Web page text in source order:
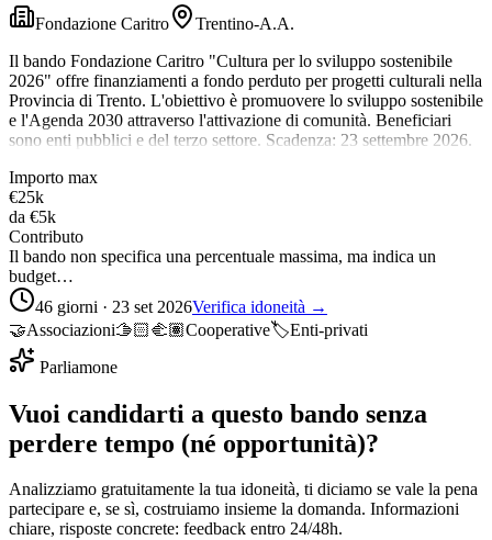
Fondazione Caritro
Trentino-A.A.
Il bando Fondazione Caritro "Cultura per lo sviluppo sostenibile
2026" offre finanziamenti a fondo perduto per progetti culturali nella
Provincia di Trento. L'obiettivo è promuovere lo sviluppo sostenibile
e l'Agenda 2030 attraverso l'attivazione di comunità. Beneficiari
sono enti pubblici e del terzo settore. Scadenza: 23 settembre 2026.
Importo max
€25k
da €5k
Contributo
Il bando non specifica una percentuale massima, ma indica un
budget…
46 giorni · 23 set 2026Verifica idoneità →
🤝Associazioni🫱🏻‍🫲🏽Cooperative🏷️Enti-privati
Parliamone
Vuoi candidarti a questo bando senza
perdere tempo (né opportunità)?
Analizziamo gratuitamente la tua idoneità, ti diciamo se vale la pena
partecipare e, se sì, costruiamo insieme la domanda. Informazioni
chiare, risposte concrete: feedback entro 24/48h.